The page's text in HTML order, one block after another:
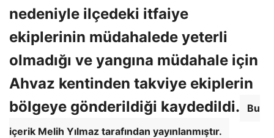
nedeniyle ilçedeki itfaiye
ekiplerinin müdahalede yeterli
olmadığı ve yangına müdahale için
Ahvaz kentinden takviye ekiplerin
bölgeye gönderildiği kaydedildi.
Bu
içerik Melih Yılmaz tarafından yayınlanmıştır.